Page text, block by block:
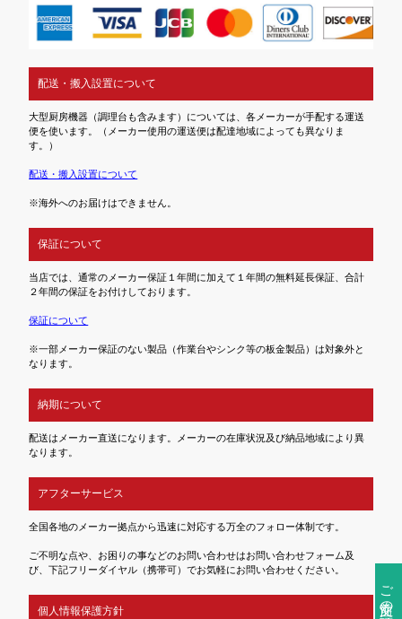
ご注文前の確認事項
配送・搬入設置について
大型厨房機器（調理台も含みます）については、各メーカーが手配する運送
便を使います。（メーカー使用の運送便は配達地域によっても異なりま
す。）
配送・搬入設置について
※海外へのお届けはできません。
保証について
当店では、通常のメーカー保証１年間に加えて１年間の無料延長保証、合計
２年間の保証をお付けしております。
保証について
※一部メーカー保証のない製品（作業台やシンク等の板金製品）は対象外と
なります。
納期について
配送はメーカー直送になります。メーカーの在庫状況及び納品地域により異
なります。
アフターサービス
全国各地のメーカー拠点から迅速に対応する万全のフォロー体制です。
ご不明な点や、お困りの事などのお問い合わせはお問い合わせフォーム及
び、下記フリーダイヤル（携帯可）でお気軽にお問い合わせください。
個人情報保護方針